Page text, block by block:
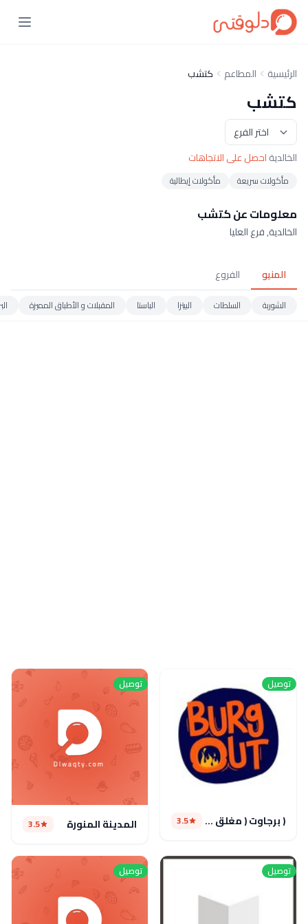
الرئيسية المطاعم كتشب
كتشب
الخالديةاحصل على الاتجاهات
مأكولات سريعة مأكولات إيطالية
معلومات عن كتشب
الخالدية, فرع العليا
المنيو الفروع
الشوربة السلطات البيتزا الباستا المقبلات و الأطباق المميزة
توصيل
( برجاوت ( مغلق مؤقتا 3.5
توصيل
المدينة المنورة 3.5
توصيل توصيل